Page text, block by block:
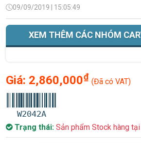
09/09/2019 | 15:05:49
XEM THÊM CÁC NHÓM
Giá: 2,860,000₫ (Đã có VAT)
W2042A
Trạng thái: Sản phẩm Stock hàng